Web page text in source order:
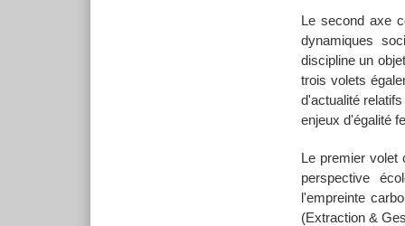
Le second axe
dynamiques
discipline un
trois volets
d'actualité
enjeux d'égalité
Le premier volet
perspective
l'empreinte
(Extraction &